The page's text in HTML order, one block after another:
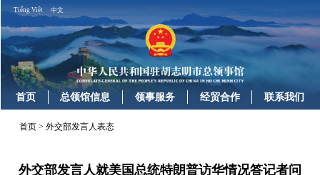
Tiếng Việt 中文
首页 总领馆信息 领事服务 经贸合作 联系我们
首页 >外交部发言人表态
外交部发言人就美国总统特朗普访华情况答记者问